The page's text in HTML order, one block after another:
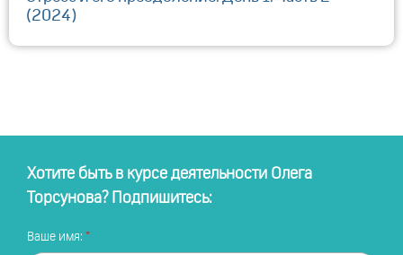
(2024)
Хотите быть в курсе деятельности Олега
Торсунова? Подпишитесь:
Ваше имя: